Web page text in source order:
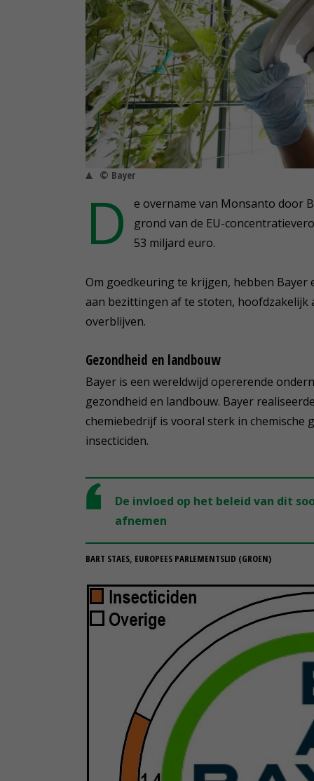
© Bayer
D
e overname van Monsanto door
grond van de EU-
53 miljard euro.
Om goedkeuring te krijgen, hebben
aan bezittingen af te stoten, hoofdzakelijk
overblijven.
Gezondheid en landbouw
Bayer is een wereldwijd opererende
gezondheid en landbouw. Bayer
chemiebedrijf is vooral sterk in chemische
insecticiden.
De invloed op het beleid van dit
afnemen
BART STAES, EUROPEES PARLEMENTSLID (GROEN)